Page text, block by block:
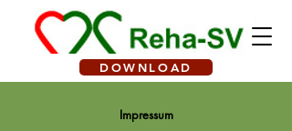
DOWNLOAD
Impressum